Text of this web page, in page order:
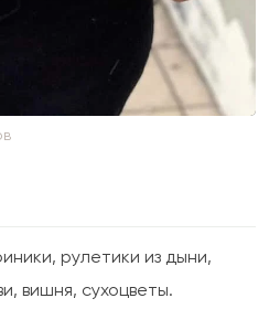
рулетики из дыни,
вишня, сухоцветы.